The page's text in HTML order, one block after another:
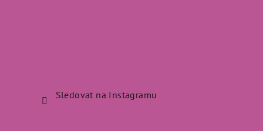
Sledovat na Instagramu